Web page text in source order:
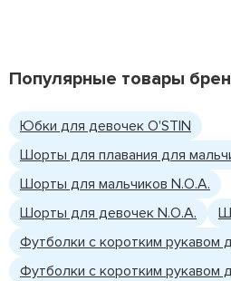
Популярные товары
Юбки для девочек O'STIN
Шорты для плавания для
Шорты для мальчиков N.O.A.
Шорты для девочек N.O.A.
Футболки с коротким рукавом
Футболки с коротким рукавом